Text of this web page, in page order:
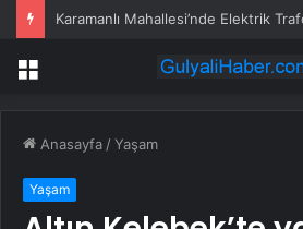
Menü
Anasayfa /Yaşam
Yaşam